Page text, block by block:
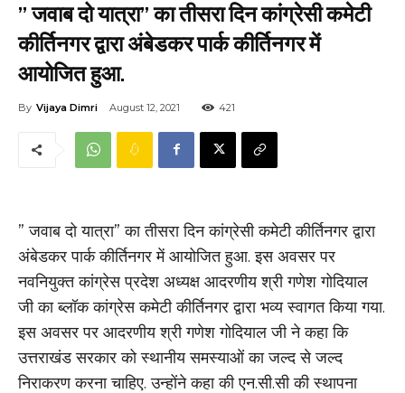
” जवाब दो यात्रा” का तीसरा दिन कांग्रेसी कमेटी
कीर्तिनगर द्वारा अंबेडकर पार्क कीर्तिनगर में
आयोजित हुआ.
By Vijaya Dimri August 12, 2021 421
” जवाब दो यात्रा” का तीसरा दिन कांग्रेसी कमेटी कीर्तिनगर द्वारा
अंबेडकर पार्क कीर्तिनगर में आयोजित हुआ. इस अवसर पर
नवनियुक्त कांग्रेस प्रदेश अध्यक्ष आदरणीय श्री गणेश गोदियाल
जी का ब्लॉक कांग्रेस कमेटी कीर्तिनगर द्वारा भव्य स्वागत किया गया.
इस अवसर पर आदरणीय श्री गणेश गोदियाल जी ने कहा कि
उत्तराखंड सरकार को स्थानीय समस्याओं का जल्द से जल्द
निराकरण करना चाहिए. उन्होंने कहा की एन.सी.सी की स्थापना